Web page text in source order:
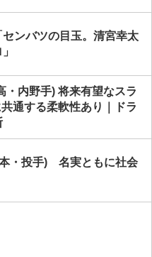
ンバツの目玉。清宮幸太
・内野手) 将来有望なスラ
通する柔軟性あり｜ドラ
・投手) 名実ともに社会